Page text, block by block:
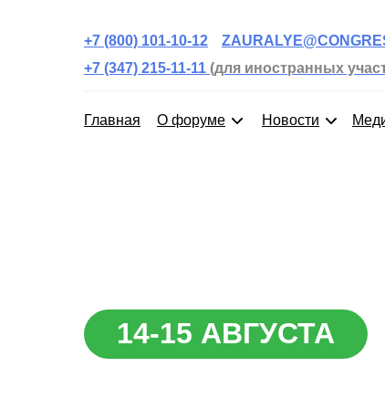
+7 (800) 101-10-12
+7 (347) 215-11-11 (для иностранных
Главная Новости
О форуме
14-15 АВГУСТА